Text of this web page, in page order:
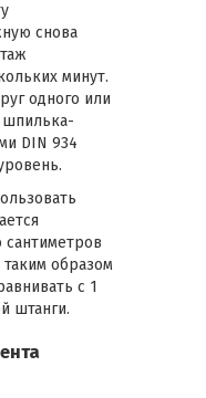
снова
минут.
одного или
шпилька-
DIN 934
сантиметров
образом
с 1
штанги.